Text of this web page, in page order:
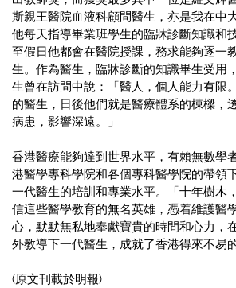
斯親王醫院血液科顧問醫生，亦是我在中
他每天指導畢業班學生的臨牀診斷知識和
至假日他都會在醫院授課，務求能夠逐一
生。作為醫生，臨牀診斷的知識畢生受用
生曾在訪問中說：「醫人，個人能力有限
的醫生，日後他們就是醫療體系的棟樑，
病患，影響深遠。」
香港醫療能夠達到世界水平，有賴無數學
港醫學專科學院和各個專科醫學院的帶領
一代醫生的培訓和專業水平。「十年樹木
信這些醫學教育的無名英雄，憑着維護醫
心，默默無私地奉獻寶貴的時間和心力，
外教導下一代醫生，成就了香港得來不易
(原文刊載於明報)